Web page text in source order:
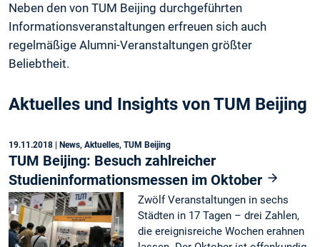
Neben den von TUM Beijing durchgeführten
Informationsveranstaltungen erfreuen sich auch
regelmäßige Alumni-Veranstaltungen größter
Beliebtheit.
Aktuelles und Insights von TUM Beijing
19.11.2018 | News, Aktuelles, TUM Beijing
TUM Beijing: Besuch zahlreicher
Studieninformationsmessen im Oktober
Zwölf Veranstaltungen in sechs
Städten in 17 Tagen – drei Zahlen,
die ereignisreiche Wochen erahnen